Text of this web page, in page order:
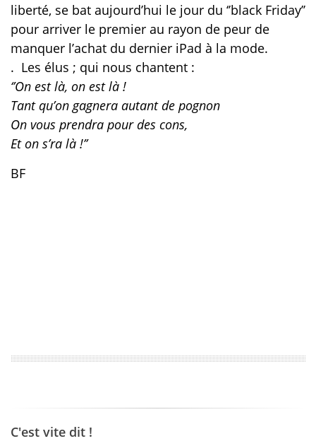
liberté, se bat aujourd’hui le jour du ‘’black Friday’’
pour arriver le premier au rayon de peur de
manquer l’achat du dernier iPad à la mode.
. Les élus ; qui nous chantent :
‘’On est là, on est là !
Tant qu’on gagnera autant de pognon
On vous prendra pour des cons,
Et on s’ra là !’’
BF
C'est vite dit !